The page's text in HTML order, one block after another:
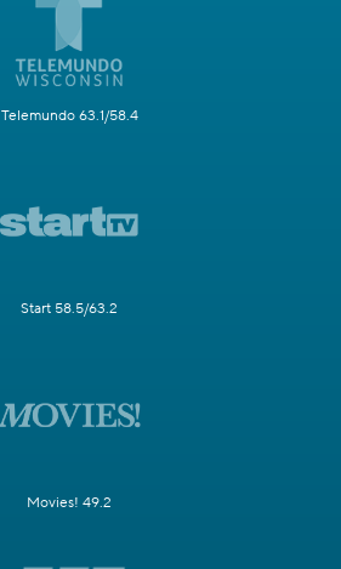
Telemundo 63.1/58.4
Start 58.5/63.2
Movies! 49.2